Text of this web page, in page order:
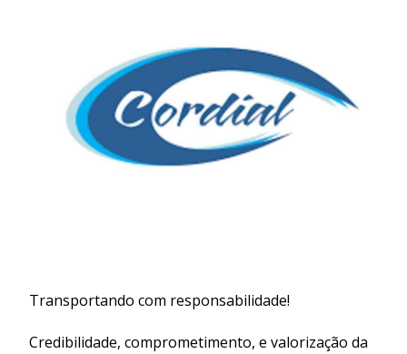
Transportando com responsabilidade!
Credibilidade, comprometimento, e valorização da